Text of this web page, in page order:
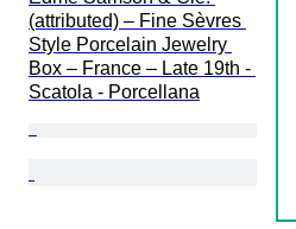
(attributed) – Fine Sèvres
Style Porcelain Jewelry
Box – France – Late 19th -
Scatola - Porcellana